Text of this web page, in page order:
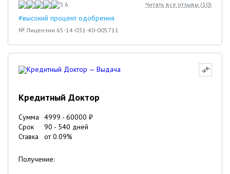
3.6 Читать все отзывы (10)
#высокий процент одобрения
№ Лицензии 65-14-031-40-005711
Кредитный Доктор
Сумма 4999 - 60000 ₽
Срок
90 - 540 дней
Ставка
от0.09%
Получение: